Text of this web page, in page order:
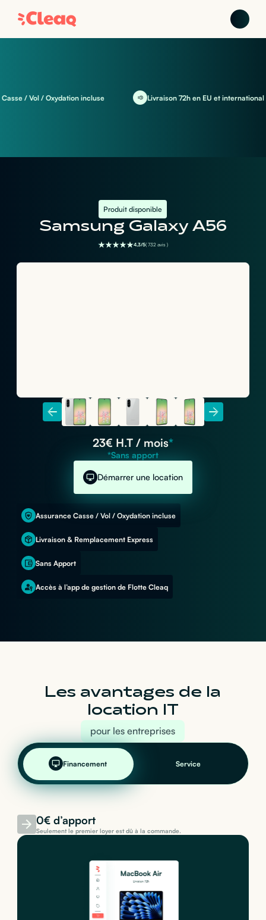
/ Vol / Oxydation incluse Livraison 72h en EU et international
Produit disponible
Samsung Galaxy A56
4,3/5( 732 avis )
23€ H.T / mois*
*Sans apport
Assurance Casse / Vol / Oxydation incluse
Livraison & Remplacement Express
Sans Apport
Accès à l’app de gestion de Flotte Cleaq
Démarrer une location
Les avantages de la
location IT
pour les entreprises
Financement Service
0€ d’apport
Seulement le premier loyer est dû à la commande.